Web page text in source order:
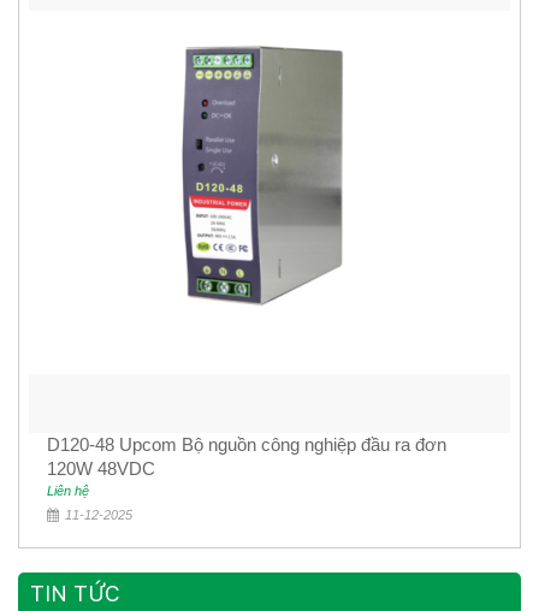
D120-48 Upcom Bộ nguồn công nghiệp đầu ra đơn
120W 48VDC
Liên hệ
11-12-2025
TIN TỨC